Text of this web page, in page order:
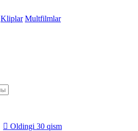
Kliplar Multfilmlar
Oldingi 30 qism